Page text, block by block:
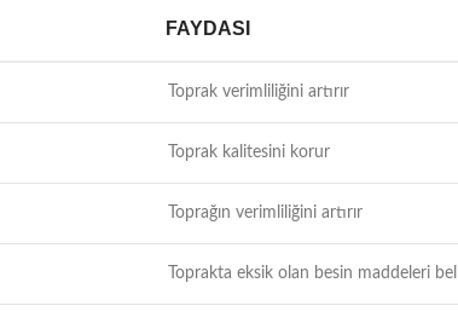
FAYDASI
Toprak verimliliğini artırır
Toprak kalitesini korur
Toprağın verimliliğini artırır
Toprakta eksik olan besin maddeleri